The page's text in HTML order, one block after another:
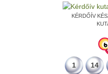
KÉRDŐÍV
1 14